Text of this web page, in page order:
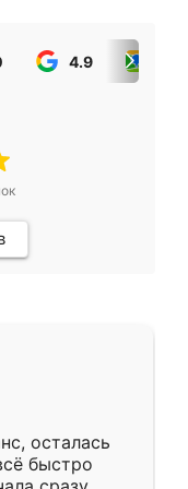
4.9
осталась
быстро